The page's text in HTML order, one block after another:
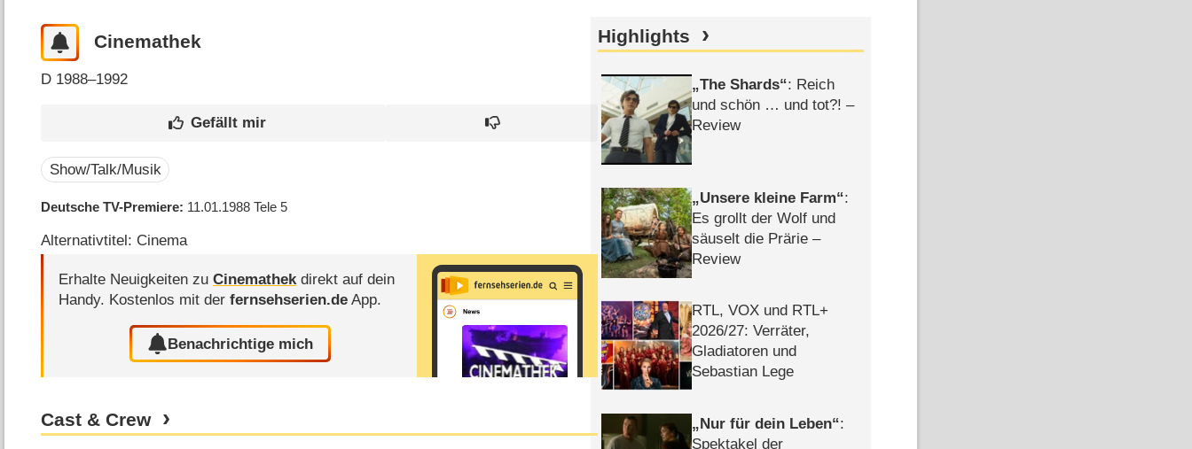
Cinemathek
D 1988–1992
Show/Talk/Musik
Deutsche TV-Premiere 11.01.1988Tele 5
Alternativtitel: Cinema
Erhalte Neuigkeiten zuCinemathek direkt auf dein
Handy. Kostenlos mit derfernsehserien.de App.
Benachrichtige mich
Cast & Crew
Highlights
The Shards : Reich
und schön … und tot?! –
Review
Unsere kleine Farm :
Es grollt der Wolf und
säuselt die Prärie –
Review
RTL, VOX und RTL+
2026/​27: Verräter,
Gladiatoren und
Sebastian Lege
Nur für dein Leben :
Spektakel der